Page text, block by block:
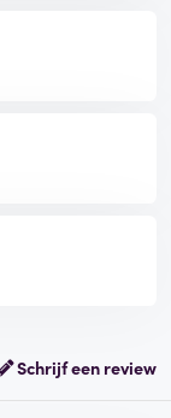
Schrijf een review